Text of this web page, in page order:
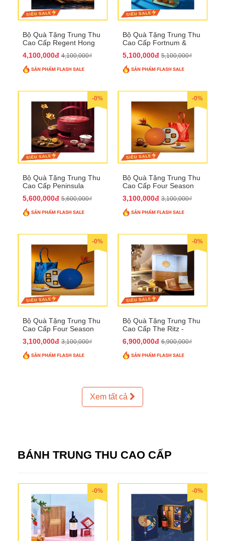
Bộ Quà Tặng Trung Thu
Cao Cấp Regent Hong
4,100,000đ 4,100,000₫
Bộ Quà Tặng Trung Thu
Cao Cấp Fortnum &
5,100,000đ 5,100,000₫
-0%
Bộ Quà Tặng Trung Thu
Cao Cấp Peninsula
5,600,000đ 5,600,000₫
-0%
Bộ Quà Tặng Trung Thu
Cao Cấp Four Season
3,100,000đ 3,100,000₫
-0%
Bộ Quà Tặng Trung Thu
Cao Cấp Four Season
3,100,000đ 3,100,000₫
-0%
Bộ Quà Tặng Trung Thu
Cao Cấp The Ritz -
6,900,000đ 6,900,000₫
Xem tất cả
BÁNH TRUNG THU CAO CẤP
-0% -0%